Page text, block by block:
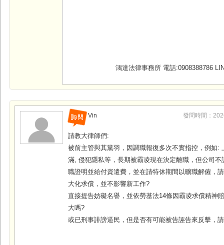
鴻達法律事務所 電話:0908388786
Vin 發問時間：
請教大律師們:
被前主管與其黨羽，因調職報復多次不實指控，例如:
滿, 侵犯隱私等，長期被霸凌現在決定離職，但公司不
職證明並給付資遣費，並在請特休期間以曠職解僱，
大化求償，並不影響新工作?
直接提告妨礙名譽，並依勞基法14條因霸凌求償精神
大嗎?
或已刑事誹謗逼民，但是否有可能被告誣告來反擊，